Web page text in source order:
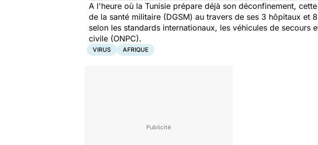
A l'heure où la Tunisie prépare déjà son déconfinement,
de la santé militaire (DGSM) au travers de ses 3 hôpitaux et
selon les standards internationaux, les véhicules de secours
civile (ONPC).
VIRUS AFRIQUE